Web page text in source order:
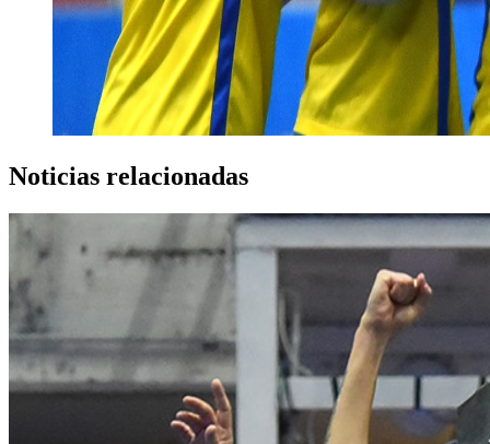
Noticias relacionadas